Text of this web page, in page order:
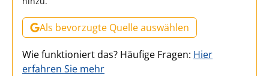
Als bevorzugte Quelle auswählen
Wie funktioniert das? Häufige Fragen: Hier
erfahren Sie mehr